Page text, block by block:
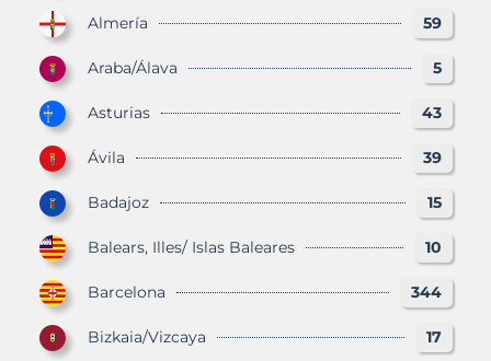
Almería 59
Araba/Álava 5
Asturias 43
Ávila 39
Badajoz 15
Balears, Illes/ Islas Baleares 10
Barcelona 344
Bizkaia/Vizcaya 17